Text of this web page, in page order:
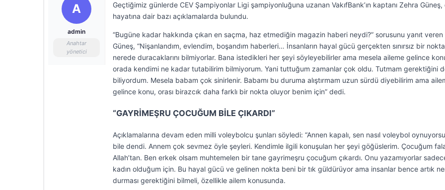
A
admin
Anahtar
yönetici
Geçtiğimiz günlerde CEV Şampiyonlar Ligi şampiyonluğuna uzanan VakıfBank’ın kaptanı Zehra Güneş,
hayatına dair bazı açıklamalarda bulundu.
“Bugüne kadar hakkında çıkan en saçma, haz etmediğin magazin haberi neydi?” sorusunu yanıt veren
Güneş, “Nişanlandım, evlendim, boşandım haberleri… İnsanların hayal gücü gerçekten sınırsız bir
nerede duracaklarını bilmiyorlar. Bana istedikleri her şeyi söyleyebilirler ama mesela aileme gelince
orada kendimi ne kadar tutabilirim bilmiyorum. Yani tuttuğum zamanlar çok oldu. Tutmam gerektiğini
biliyordum. Mesela babam çok sinirlenir. Babamı bu duruma alıştırmam uzun sürdü diyebilirim ama
gelince konu, orası birazcık daha farklı bir nokta oluyor benim için” dedi.
“GAYRİMEŞRU ÇOCUĞUM BİLE ÇIKARDI”
Açıklamalarına devam eden milli voleybolcu şunları söyledi: “Annen kapalı, sen nasıl voleybol
bile dendi. Annem çok sevmez öyle şeyleri. Kendimle ilgili konuşulan her şeyi göğüslerim. Çocuğum
Allah’tan. Ben erkek olsam muhtemelen bir tane gayrimeşru çocuğum çıkardı. Onu yazamıyorlar
kadın olduğum için. Bu hayal gücü ve gelinen nokta beni bir tık güldürüyor ama insanlar bence artık
durması gerektiğini bilmeli, özellikle ailem konusunda.